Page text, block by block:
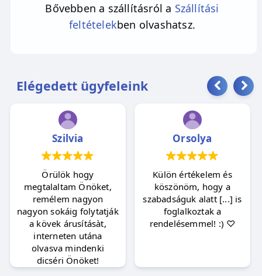
Bővebben a szállításról a Szállítási
feltételekben olvashatsz.
Elégedett ügyfeleink
Szilvia
Örülök hogy
megtalaltam Önöket,
remélem nagyon
nagyon sokáig folytatják
a kövek árusításàt,
interneten utána
olvasva mindenki
dicséri Önöket!
Orsolya
Külön értékelem és
köszönöm, hogy a
szabadságuk alatt [...] is
foglalkoztak a
rendelésemmel! :) ♡